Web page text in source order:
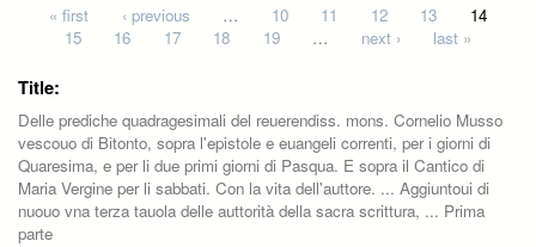
Pages
« first ‹ previous … 10 11 12 13
14
15
16 17 18 19 … next › last »
Title:
Delle prediche quadragesimali del reuerendiss. mons. Cornelio Musso
vescouo di Bitonto, sopra l'epistole e euangeli correnti, per i giorni di
Quaresima, e per li due primi giorni di Pasqua. E sopra il Cantico di
Maria Vergine per li sabbati. Con la vita dell'auttore. ... Aggiuntoui di
nuouo vna terza tauola delle auttorità della sacra scrittura, ... Prima
parte